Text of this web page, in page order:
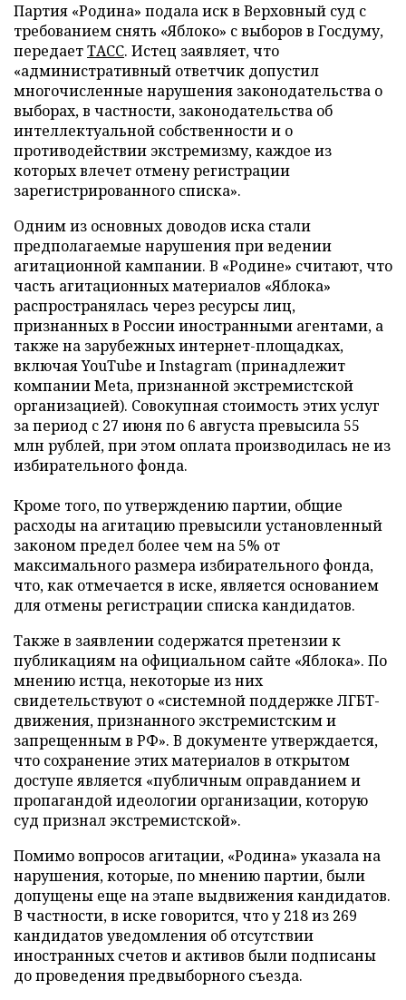
Партия «Родина» подала иск в Верховный суд с
требованием снять «Яблоко» с выборов в Госдуму,
передаетТАСС. Истец заявляет, что
«административный ответчик допустил
многочисленные нарушения законодательства о
выборах, в частности, законодательства об
интеллектуальной собственности и о
противодействии экстремизму, каждое из
которых влечет отмену регистрации
зарегистрированного списка».
Одним из основных доводов иска стали
предполагаемые нарушения при ведении
агитационной кампании. В «Родине» считают, что
часть агитационных материалов «Яблока»
распространялась через ресурсы лиц,
признанных в России иностранными агентами, а
также на зарубежных интернет-площадках,
включая YouTube и Instagram (принадлежит
компании Meta, признанной экстремистской
организацией). Совокупная стоимость этих услуг
за период с 27 июня по 6 августа превысила 55
млн рублей, при этом оплата производилась не из
избирательного фонда.
Кроме того, по утверждению партии, общие
расходы на агитацию превысили установленный
законом предел более чем на 5% от
максимального размера избирательного фонда,
что, как отмечается в иске, является основанием
для отмены регистрации списка кандидатов.
Также в заявлении содержатся претензии к
публикациям на официальном сайте «Яблока». По
мнению истца, некоторые из них
свидетельствуют о «системной поддержке ЛГБТ-
движения, признанного экстремистским и
запрещенным в РФ». В документе утверждается,
что сохранение этих материалов в открытом
доступе является «публичным оправданием и
пропагандой идеологии организации, которую
суд признал экстремистской».
Помимо вопросов агитации, «Родина» указала на
нарушения, которые, по мнению партии, были
допущены еще на этапе выдвижения кандидатов.
В частности, в иске говорится, что у 218 из 269
кандидатов уведомления об отсутствии
иностранных счетов и активов были подписаны
до проведения предвыборного съезда.